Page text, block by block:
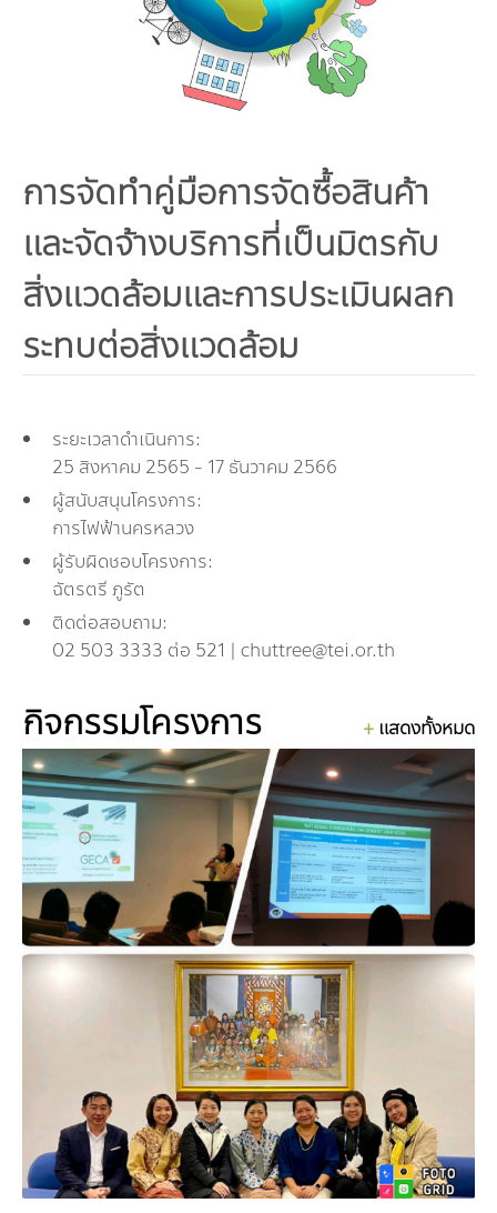
รายงานประจำปี | รายงานงบการเงิน
สำนักงานสีเขียว
กองทุน
กองทุน ดร.ธีระ พันธุมวนิช
กองทุนสุขภาพกับสภาวะโลกร้อน
จัดซื้อจัดจ้างที่เป็นมิตรกับสิ่งแวดล้อม
สิ่งแวดล้อมศึกษา
นโยบายและแผนสิ่งแวดล้อม
TBCSD
การจัดทำคู่มือการจัดซื้อสินค้า
และจัดจ้างบริการที่เป็นมิตรกับ
สิ่งแวดล้อมและการประเมินผลก
ระทบต่อสิ่งแวดล้อม
ระยะเวลาดำเนินการ:
25 สิงหาคม 2565 - 17 ธันวาคม 2566
ผู้สนับสนุนโครงการ:
การไฟฟ้านครหลวง
ผู้รับผิดชอบโครงการ:
ฉัตรตรี ภูรัต
ติดต่อสอบถาม:
02 503 3333 ต่อ 521 | chuttree@tei.or.th
กิจกรรมโครงการ แสดงทั้งหมด